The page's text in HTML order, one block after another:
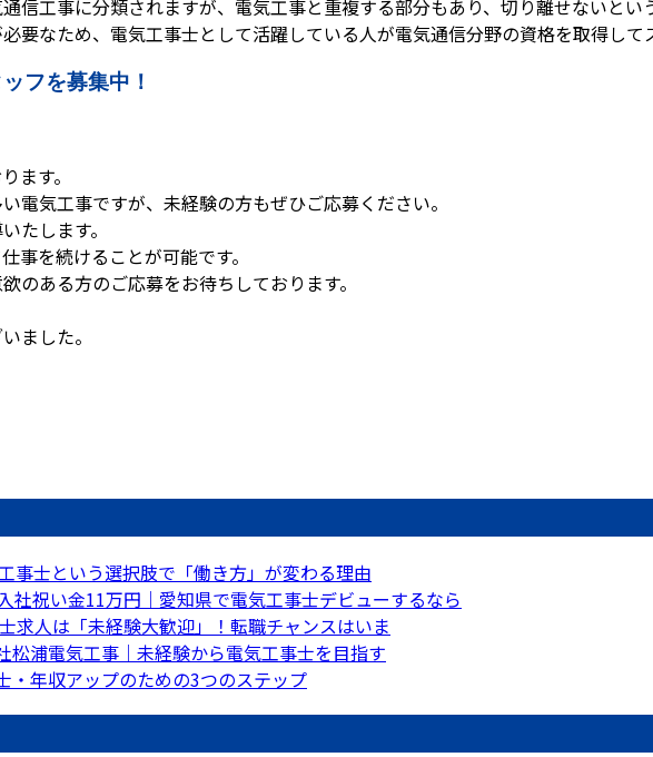
信工事に分類されますが、電気工事と重複する部分もあり、切り離せないとい
要なため、電気工事士として活躍している人が電気通信分野の資格を取得して
フを募集中！
ます。
電気工事ですが、未経験の方もぜひご応募ください。
たします。
事を続けることが可能です。
のある方のご応募をお待ちしております。
ました。
事士という選択肢で「働き方」が変わる理由
社祝い金11万円｜愛知県で電気工事士デビューするなら
求人は「未経験大歓迎」！転職チャンスはいま
松浦電気工事｜未経験から電気工事士を目指す
・年収アップのための3つのステップ